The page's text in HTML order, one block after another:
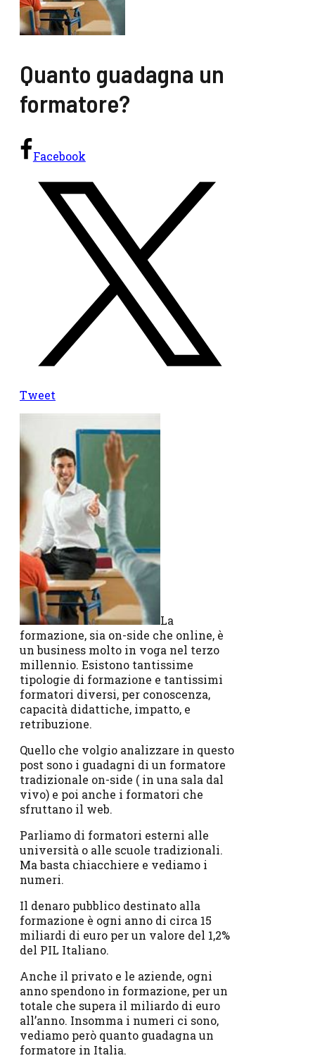
Quanto guadagna un
formatore?
Facebook
Tweet
La
formazione, sia on-side che online, è
un business molto in voga nel terzo
millennio. Esistono tantissime
tipologie di formazione e tantissimi
formatori diversi, per conoscenza,
capacità didattiche, impatto, e
retribuzione.
Quello che volgio analizzare in questo
post sono i guadagni di un formatore
tradizionale on-side ( in una sala dal
vivo) e poi anche i formatori che
sfruttano il web.
Parliamo di formatori esterni alle
università o alle scuole tradizionali.
Ma basta chiacchiere e vediamo i
numeri.
Il denaro pubblico destinato alla
formazione è ogni anno di circa 15
miliardi di euro per un valore del 1,2%
del PIL Italiano.
Anche il privato e le aziende, ogni
anno spendono in formazione, per un
totale che supera il miliardo di euro
all’anno. Insomma i numeri ci sono,
vediamo però quanto guadagna un
formatore in Italia.